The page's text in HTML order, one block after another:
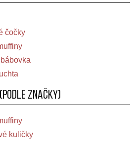
čočky
značky)
kuličky